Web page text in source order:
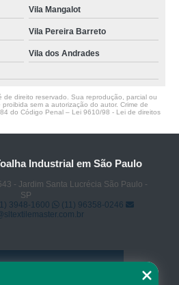
Vila Mangalot
Vila Pereira Barreto
Vila dos Andrades
direito reservado. Sua reprodução, parcial ou
sem a autorização do autor. Crime de
do Código Penal – Lei 9610/98 - Lei de direitos
Industrial em São Paulo
- Jardim Santa Lucrécia São Paulo -
SP
3948-1600
(11) 96358-0246